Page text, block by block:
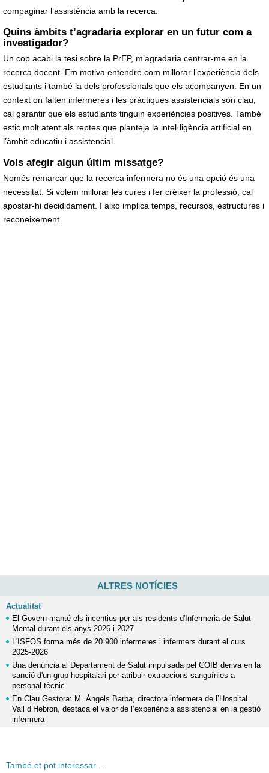
compaginar l’assistència amb la recerca.
Quins àmbits t’agradaria explorar en un futur com a
investigador?
Un cop acabi la tesi sobre la PrEP, m’agradaria centrar-me en la
recerca docent. Em motiva entendre com millorar l’experiència dels
estudiants i també la dels professionals que els acompanyen. En un
context on falten infermeres i les pràctiques assistencials són clau,
cal garantir que els estudiants tinguin experiències positives. També
estic molt atent als reptes que planteja la intel·ligència artificial en
l’àmbit educatiu i assistencial.
Vols afegir algun últim missatge?
Només remarcar que la recerca infermera no és una opció és una
necessitat. Si volem millorar les cures i fer créixer la professió, cal
apostar-hi decididament. I això implica temps, recursos, estructures i
reconeixement.
ALTRES NOTÍCIES
Actualitat
El Govern manté els incentius per als residents d'Infermeria de Salut
Mental durant els anys 2026 i 2027
L'ISFOS forma més de 20.900 infermeres i infermers durant el curs
2025-2026
Una denúncia al Departament de Salut impulsada pel COIB deriva en la
sanció d'un grup hospitalari per atribuir extraccions sanguínies a
personal tècnic
En Clau Gestora: M. Àngels Barba, directora infermera de l’Hospital
Vall d’Hebron, destaca el valor de l’experiència assistencial en la gestió
infermera
També et pot interessar ...